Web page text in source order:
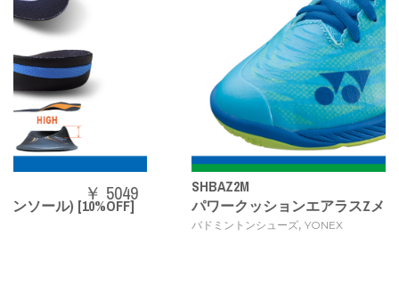
SHBAZ2M
パワークッションエアラスZメン
YONEX